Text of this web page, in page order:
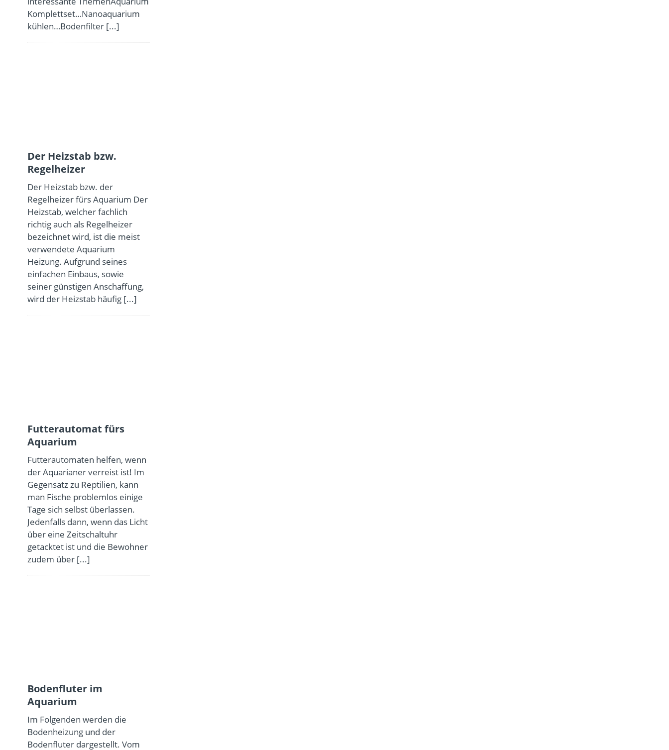
Komplettset…Nanoaquarium
kühlen…Bodenfilter [...]
Der Heizstab bzw.
Regelheizer
Der Heizstab bzw. der
Regelheizer fürs Aquarium Der
Heizstab, welcher fachlich
richtig auch als Regelheizer
bezeichnet wird, ist die meist
verwendete Aquarium
Heizung. Aufgrund seines
einfachen Einbaus, sowie
seiner günstigen Anschaffung,
wird der Heizstab häufig [...]
Futterautomat fürs
Aquarium
Futterautomaten helfen, wenn
der Aquarianer verreist ist! Im
Gegensatz zu Reptilien, kann
man Fische problemlos einige
Tage sich selbst überlassen.
Jedenfalls dann, wenn das Licht
über eine Zeitschaltuhr
getacktet ist und die Bewohner
zudem über [...]
Bodenfluter im
Aquarium
Im Folgenden werden die
Bodenheizung und der
Bodenfluter dargestellt. Vom